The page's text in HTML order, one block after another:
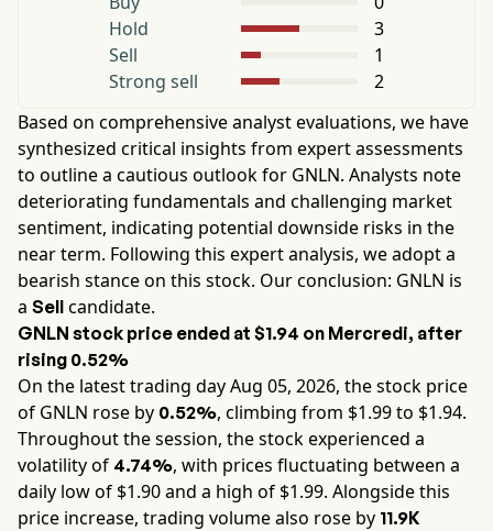
Hold
3
Sell
1
Strong sell
2
Based on comprehensive analyst evaluations, we have
synthesized critical insights from expert assessments
to outline a cautious outlook for GNLN. Analysts note
deteriorating fundamentals and challenging market
sentiment, indicating potential downside risks in the
near term. Following this expert analysis, we adopt a
bearish stance on this stock. Our conclusion: GNLN is
a Sell candidate.
GNLN stock price ended at $1.94 on Mercredi, after
rising 0.52%
On the latest trading dayAug 05, 2026, the stock price
of GNLN rose by 0.52%, climbing from $1.99to $1.94.
Throughout the session, the stock experienced a
volatility of 4.74%, with prices fluctuating between a
daily low of $1.90and a high of $1.99. Alongside this
price increase, trading volume also rose by 11.9K